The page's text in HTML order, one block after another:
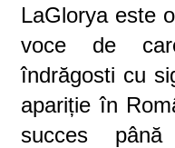
LaGlorya este
voce de
îndrăgosti cu
apariție în
succes